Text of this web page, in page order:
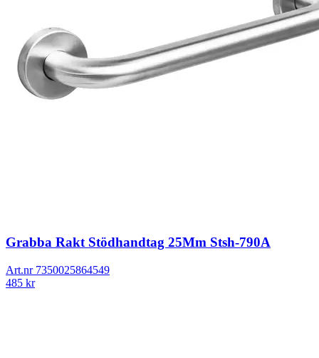
Grabba Rakt Stödhandtag 25Mm Stsh-790A
Art.nr 7350025864549
485 kr